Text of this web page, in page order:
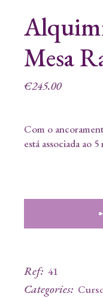
Mesa
€245.00
Com o
está associada ao
Ref: 41
Categories: